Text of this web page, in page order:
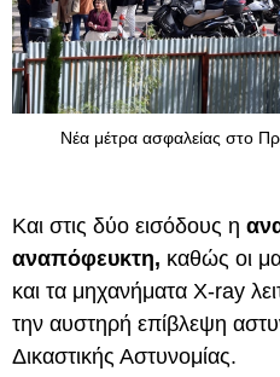
Νέα μέτρα ασφαλείας στο
Και στις δύο εισόδους η
αναπόφευκτη, καθώς οι
και τα μηχανήματα X-ray
την αυστηρή επίβλεψη
Δικαστικής Αστυνομίας.